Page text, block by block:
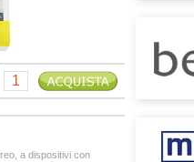
a dispositivi con